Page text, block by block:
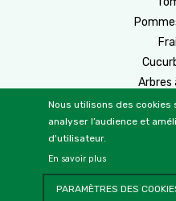
Arbres
Cultures
Nous utilisons des
analyser l’audience et
d'utilisateur.
En savoir plus
PARAMÈTRES DES